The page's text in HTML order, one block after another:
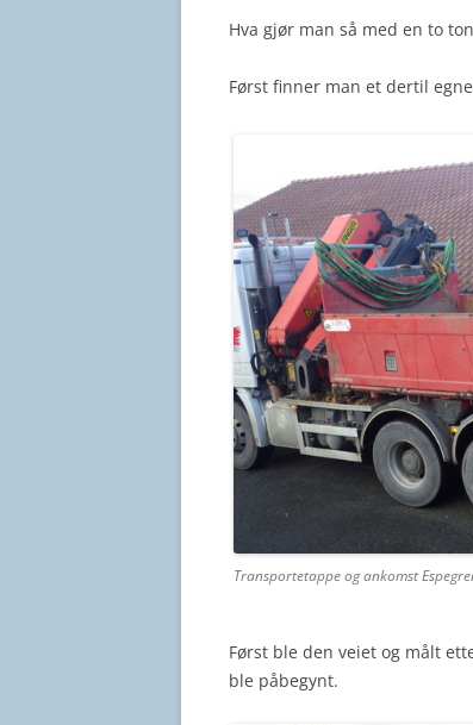
Hva gjør man så med en to
Først finner man et dertil
Transportetappe og ankomst
Først ble den veiet og målt
ble påbegynt.